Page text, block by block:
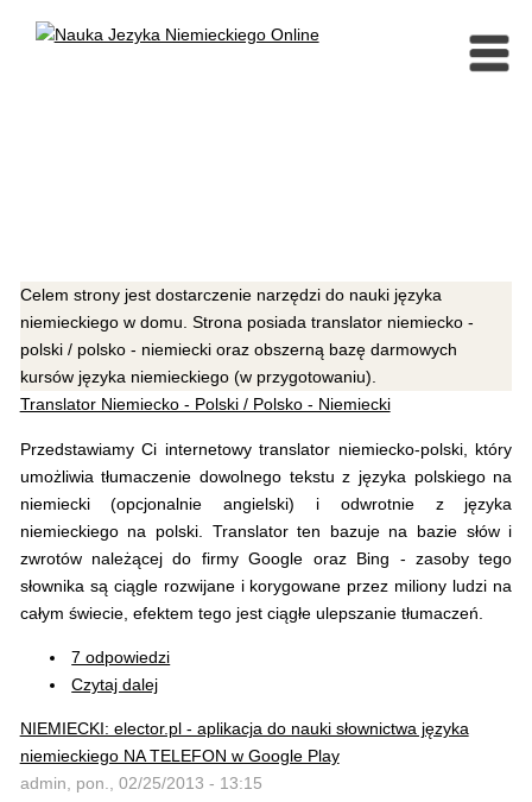
Celem strony jest dostarczenie narzędzi do nauki języka
niemieckiego w domu. Strona posiada translator niemiecko -
polski / polsko - niemiecki oraz obszerną bazę darmowych
kursów języka niemieckiego (w przygotowaniu).
Translator Niemiecko - Polski / Polsko - Niemiecki
Przedstawiamy Ci internetowy translator niemiecko-polski, który
umożliwia tłumaczenie dowolnego tekstu z języka polskiego na
niemiecki (opcjonalnie angielski) i odwrotnie z języka
niemieckiego na polski. Translator ten bazuje na bazie słów i
zwrotów należącej do firmy Google oraz Bing - zasoby tego
słownika są ciągle rozwijane i korygowane przez miliony ludzi na
całym świecie, efektem tego jest ciągłe ulepszanie tłumaczeń.
7 odpowiedzi
Czytaj dalej
NIEMIECKI: elector.pl - aplikacja do nauki słownictwa języka
niemieckiego NA TELEFON w Google Play
admin, pon., 02/25/2013 - 13:15